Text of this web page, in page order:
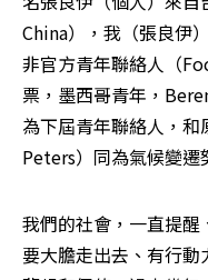
China），我（張良伊
非官方青年聯絡人（
票，墨西哥青年，
為下屆青年聯絡人，
Peters）同為氣候變遷
我們的社會，一直提醒
要大膽走出去、有行